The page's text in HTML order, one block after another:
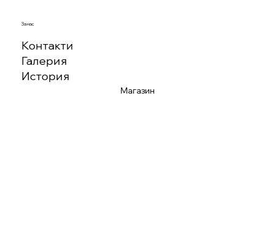
За нас
Контакти
Галерия
История
Магазин